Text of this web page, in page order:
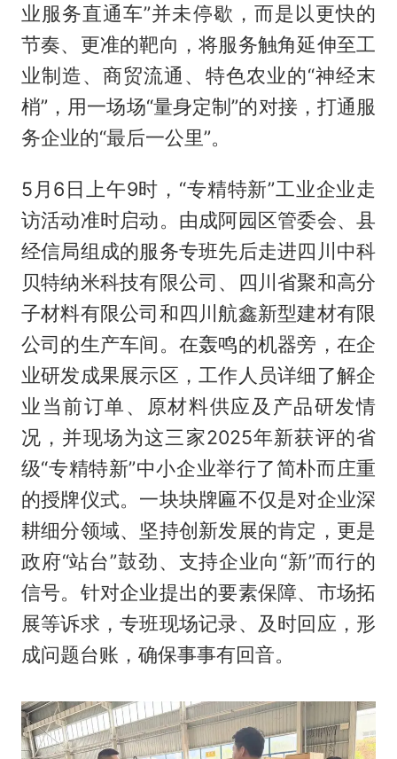
业服务直通车”并未停歇，而是以更快的
节奏、更准的靶向，将服务触角延伸至工
业制造、商贸流通、特色农业的“神经末
梢”，用一场场“量身定制”的对接，打通服
务企业的“最后一公里”。
5月6日上午9时，“专精特新”工业企业走
访活动准时启动。由成阿园区管委会、县
经信局组成的服务专班先后走进四川中科
贝特纳米科技有限公司、四川省聚和高分
子材料有限公司和四川航鑫新型建材有限
公司的生产车间。在轰鸣的机器旁，在企
业研发成果展示区，工作人员详细了解企
业当前订单、原材料供应及产品研发情
况，并现场为这三家2025年新获评的省
级“专精特新”中小企业举行了简朴而庄重
的授牌仪式。一块块牌匾不仅是对企业深
耕细分领域、坚持创新发展的肯定，更是
政府“站台”鼓劲、支持企业向“新”而行的
信号。针对企业提出的要素保障、市场拓
展等诉求，专班现场记录、及时回应，形
成问题台账，确保事事有回音。